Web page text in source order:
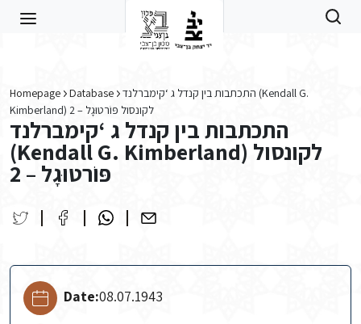
Homepage Database
התכתבות בין קנדל ג ‘קימברלנד (Kendall G.
Kimberland) לקונסול פּוֹרטוּגָל – 2
התכתבות בין קנדל ג ‘קימברלנד
(Kendall G. Kimberland) לקונסול
פּוֹרטוּגָל – 2
Date:08.07.1943